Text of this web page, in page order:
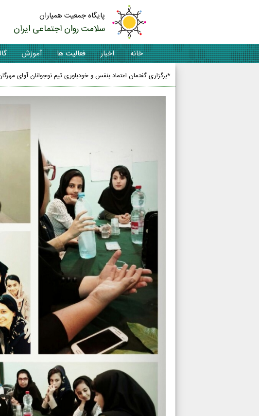
پایگاه جمعیت همیاران
سلامت روان اجتماعی ایران
خانه اخبار فعالیت ها آموزش
*برگزاری گفتمان اعتماد بنفس و خودباوری تیم نوجوانان آوای